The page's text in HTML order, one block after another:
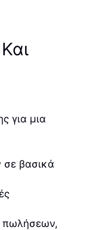
για μια
βασικά
πωλήσεων,